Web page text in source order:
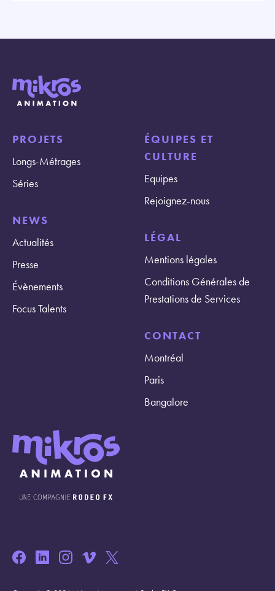
PROJETS
Longs-Métrages
Séries
NEWS
Actualités
Presse
Évènements
Focus Talents
ÉQUIPES ET
CULTURE
Equipes
Rejoignez-nous
LÉGAL
Mentions légales
Conditions Générales de
Prestations de Services
CONTACT
Montréal
Paris
Bangalore